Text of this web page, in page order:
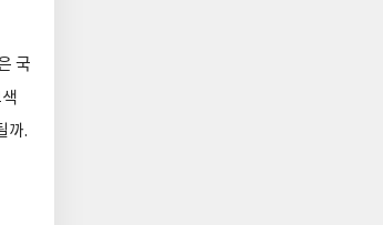
국
까.